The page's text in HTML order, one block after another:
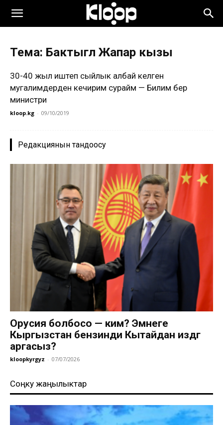
Тема: Бактыгүл Жапар кызы
30-40 жыл иштеп сыйлык албай келген
мугалимдерден кечирим сурайм — Билим берүү
министри
kloop.kg - 09/10/2019
Редакциянын тандоосу
Орусия болбосо — ким? Эмнеге
Кыргызстан бензинди Кытайдан издөөгө
аргасыз?
kloopkyrgyz - 07/07/2026
Соңку жаңылыктар